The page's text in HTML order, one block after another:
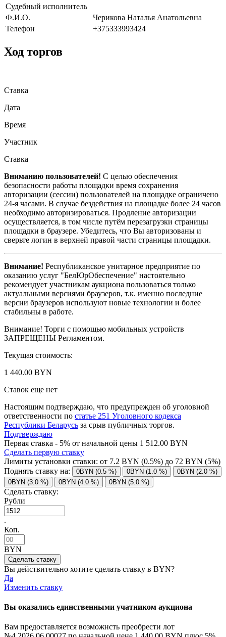
Судебный исполнитель
Ф.И.О.
Черикова Наталья Анатольевна
Телефон
+375333993424
Ход торгов
Ставка
Дата
Время
Участник
Ставка
Вниманию пользователей! С целью обеспечения
безопасности работы площадки время сохранения
авторизации (сессии) пользователей на площадке ограничено
24-я часами. В случае бездействия на площадке более 24 часов
необходимо авторизироваться. Продление авторизации
осуществляется, в том числе путём перезагрузки страницы
площадки в браузере. Убедитесь, что Вы авторизованы и
сверьте логин в верхней правой части страницы площадки.
Внимание! Республиканское унитарное предприятие по
оказанию услуг "БелЮрОбеспечение" настоятельно
рекомендует участникам аукциона пользоваться только
актуальными версиями браузеров, т.к. именно последние
версии браузеров используют новые технологии и более
стабильны в работе.
Внимание! Торги с помощью мобильных устройств
ЗАПРЕЩЕНЫ Регламентом.
Текущая стоимость:
1 440.00 BYN
Ставок еще нет
Настоящим подтверждаю, что предупрежден об уголовной
ответственности по статье 251 Уголовного кодекса
Республики Беларусь за срыв публичных торгов.
Подтверждаю
Первая ставка - 5% от начальной цены 1 512.00 BYN
Сделать первую ставку
Лимиты установки ставки: от 7.2 BYN (0.5%) до 72 BYN (5%)
Поднять ставку на:
0BYN (0.5 %) 0BYN (1.0 %)
0BYN (2.0 %)
0BYN (3.0 %)
0BYN (4.0 %) 0BYN (5.0 %)
Сделать ставку:
Рубли
.
Коп.
BYN
Вы действительно хотите сделать ставку в BYN?
Да
Изменить ставку
Вы оказались единственными учатником аукциона
Вам предоставляется возможнсть преобрести лот